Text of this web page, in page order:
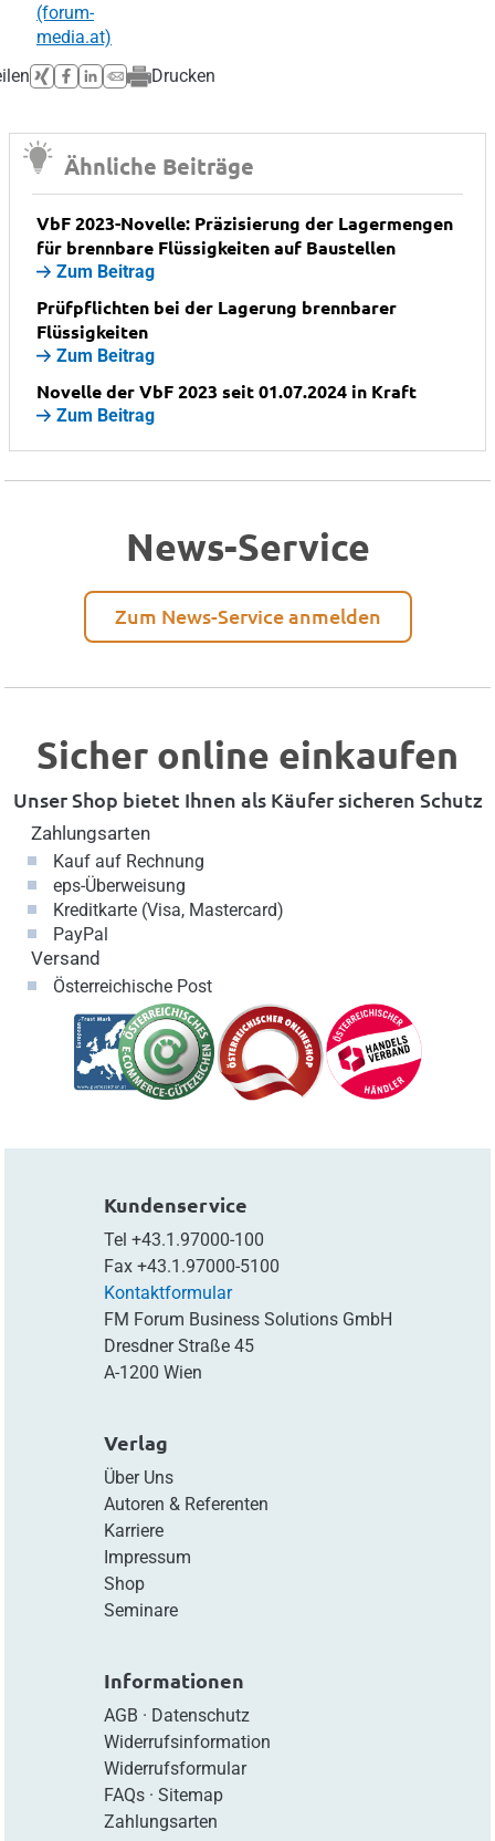
(forum-
media.at)
Drucken
Ähnliche Beiträge
VbF 2023-Novelle: Präzisierung der Lagermengen
für brennbare Flüssigkeiten auf Baustellen
Zum Beitrag
Prüfpflichten bei der Lagerung brennbarer
Flüssigkeiten
Zum Beitrag
Novelle der VbF 2023 seit 01.07.2024 in Kraft
Zum Beitrag
News-Service
Zum News-Service anmelden
Sicher online einkaufen
Unser Shop bietet Ihnen als Käufer sicheren Schutz
Zahlungsarten
Kauf auf Rechnung
eps-Überweisung
Kreditkarte (Visa, Mastercard)
PayPal
Versand
Österreichische Post
Kundenservice
Tel +43.1.97000-100
Fax +43.1.97000-5100
Kontaktformular
FM Forum Business Solutions GmbH
Dresdner Straße 45
A-1200 Wien
Verlag
Über Uns
Autoren & Referenten
Karriere
Impressum
Shop
Seminare
Informationen
AGB · Datenschutz
Widerrufsinformation
Widerrufsformular
FAQs· Sitemap
Zahlungsarten